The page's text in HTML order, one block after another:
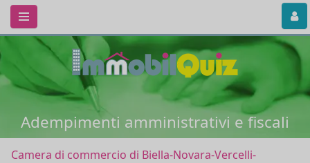
Adempimenti amministrativi e fiscali
Camera di commercio di Biella-Novara-Vercelli-